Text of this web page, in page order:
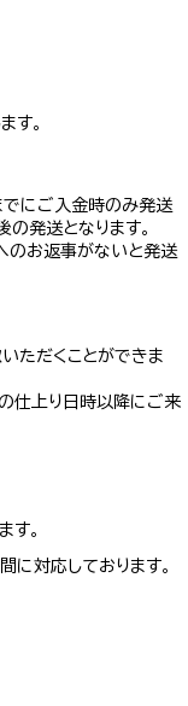
す。
にご入金時のみ発送
発送となります。
のお返事がないと発送
ただくことができま
仕上り日時以降にご来
す。
対応しております。